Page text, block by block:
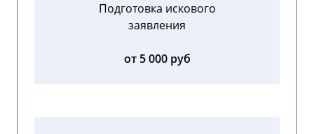
Подготовка искового
заявления
от 5 000 руб